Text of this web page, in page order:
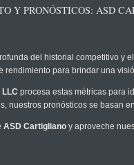
Y PRONÓSTICOS: ASD
del historial competitivo y
rendimiento para brindar una
LLC procesa estas métricas para
nuestros pronósticos se basan
ASD Cartigliano y aproveche